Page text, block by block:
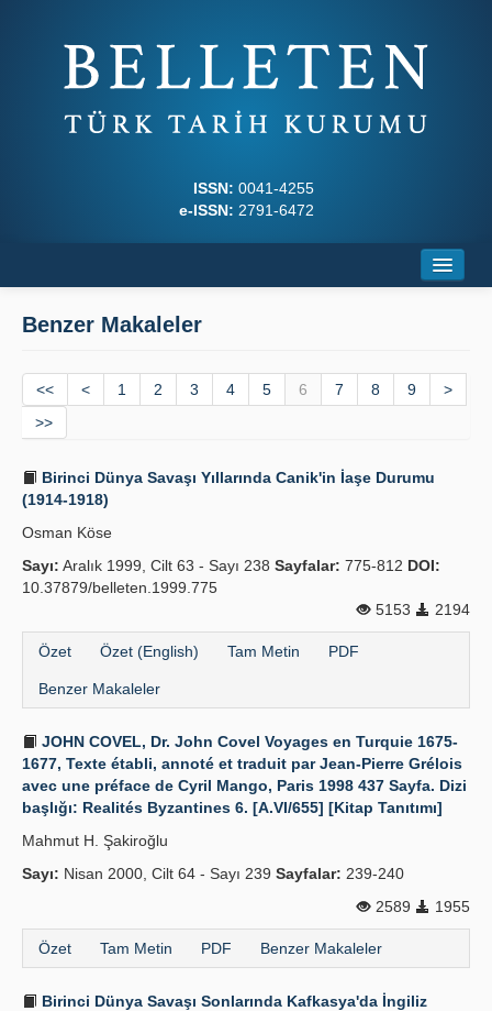
ISSN: 0041-4255
e-ISSN: 2791-6472
Dergi Kurulları
Yazım Kuralları
İlkeler
Kılavuzlar
Benzer Makaleler
<< < 1 2 3 4 5 6 7 8 9
>
>>
Birinci Dünya Savaşı Yıllarında Canik'in İaşe Durumu
(1914-1918)
Osman Köse
Sayı: Aralık 1999, Cilt 63 - Sayı 238 Sayfalar: 775-812 DOI:
10.37879/belleten.1999.775
5153
2194
Özet Özet (English) Tam Metin PDF
Benzer Makaleler
JOHN COVEL, Dr. John Covel Voyages en Turquie 1675-
1677, Texte établi, annoté et traduit par Jean-Pierre Grélois
avec une préface de Cyril Mango, Paris 1998 437 Sayfa. Dizi
başlığı: Realités Byzantines 6. [A.VI/655] [Kitap Tanıtımı]
Mahmut H. Şakiroğlu
Sayı: Nisan 2000, Cilt 64 - Sayı 239 Sayfalar: 239-240
2589
1955
Özet Tam Metin PDF Benzer Makaleler
Birinci Dünya Savaşı Sonlarında Kafkasya'da İngiliz